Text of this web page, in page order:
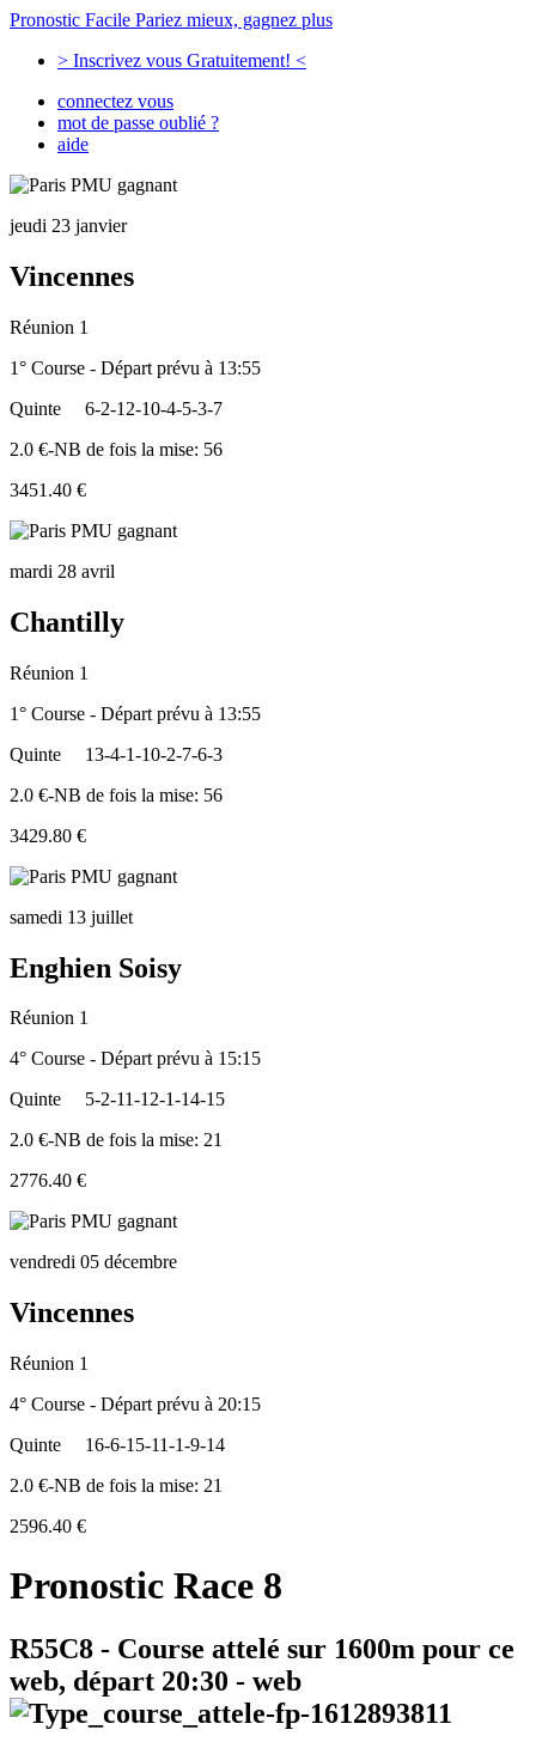
Pronostic Facile Pariez mieux, gagnez plus
> Inscrivez vous Gratuitement! <
connectez vous
mot de passe oublié ?
aide
jeudi 23 janvier
Vincennes
Réunion 1
1° Course - Départ prévu à 13:55
Quinte
6-2-12-10-4-5-3-7
2.0 €-NB de fois la mise: 56
3451.40 €
mardi 28 avril
Chantilly
Réunion 1
1° Course - Départ prévu à 13:55
Quinte
13-4-1-10-2-7-6-3
2.0 €-NB de fois la mise: 56
3429.80 €
samedi 13 juillet
Enghien Soisy
Réunion 1
4° Course - Départ prévu à 15:15
Quinte
5-2-11-12-1-14-15
2.0 €-NB de fois la mise: 21
2776.40 €
vendredi 05 décembre
Vincennes
Réunion 1
4° Course - Départ prévu à 20:15
Quinte
16-6-15-11-1-9-14
2.0 €-NB de fois la mise: 21
2596.40 €
Pronostic Race 8
R55C8 - Course attelé sur 1600m pour ce
web, départ 20:30 - web